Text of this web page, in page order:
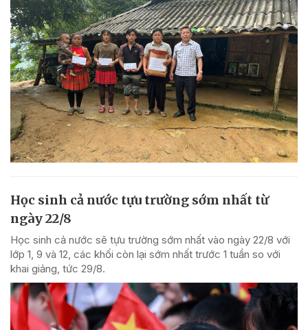
Học sinh cả nước tựu trường sớm nhất từ
ngày 22/8
Học sinh cả nước sẽ tựu trường sớm nhất vào ngày 22/8 với
lớp 1, 9 và 12, các khối còn lại sớm nhất trước 1 tuần so với
khai giảng, tức 29/8.